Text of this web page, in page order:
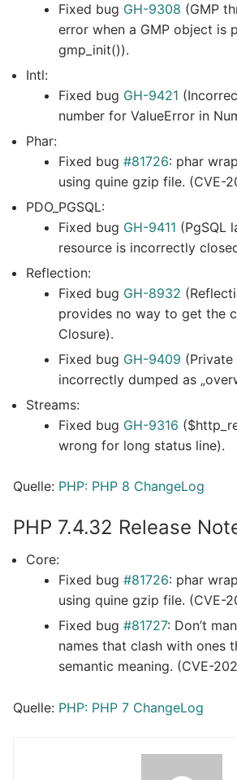
Fixed bug GH-9308 (GMP
error when a GMP object is
gmp_init()).
Intl:
Fixed bug GH-9421
number for ValueError in
Phar:
Fixed bug #81726: phar
using quine gzip file. (CVE-
PDO_PGSQL:
Fixed bug GH-9411 (PgSQL
resource is incorrectly
Reflection:
Fixed bug GH-8932
provides no way to get the
Closure).
Fixed bug GH-9409
incorrectly dumped as
Streams:
Fixed bug GH-9316
wrong for long status line).
Quelle: PHP: PHP 8 ChangeLog
PHP 7.4.32 Release
Core:
Fixed bug #81726: phar
using quine gzip file. (CVE-
Fixed bug #81727: Don’t
names that clash with ones
semantic meaning. (CVE-
Quelle: PHP: PHP 7 ChangeLog